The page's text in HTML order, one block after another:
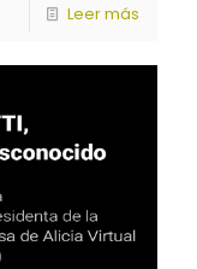
Leer más